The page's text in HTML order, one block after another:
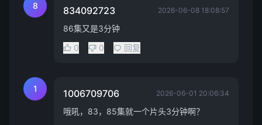
8 834092723 2026-06-08 18:08:57
86集又是3分钟
0
0 回复
1 1006709706 2026-06-01 20:06:34
哦吼，83，85集就一个片头3分钟啊？